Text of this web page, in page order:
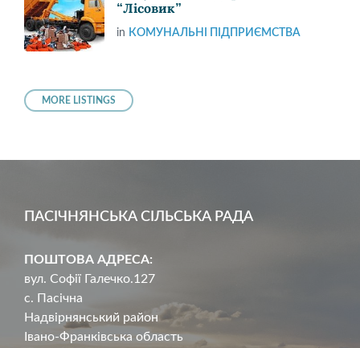
“Лісовик”
in КОМУНАЛЬНІ ПІДПРИЄМСТВА
MORE LISTINGS
ПАСІЧНЯНСЬКА СІЛЬСЬКА РАДА
ПОШТОВА АДРЕСА:
вул. Софії Галечко.127
с. Пасічна
Надвірнянський район
Івано-Франківська область